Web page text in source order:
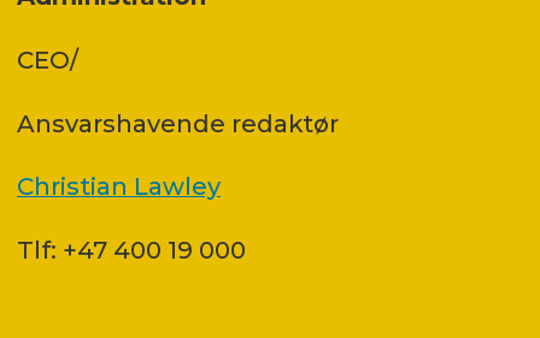
CEO/
Ansvars­havende redaktør
Christian Lawley
Tlf: +47 400 19 000